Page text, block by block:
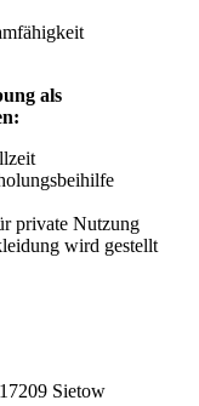
als
private Nutzung
wird gestellt
Sietow